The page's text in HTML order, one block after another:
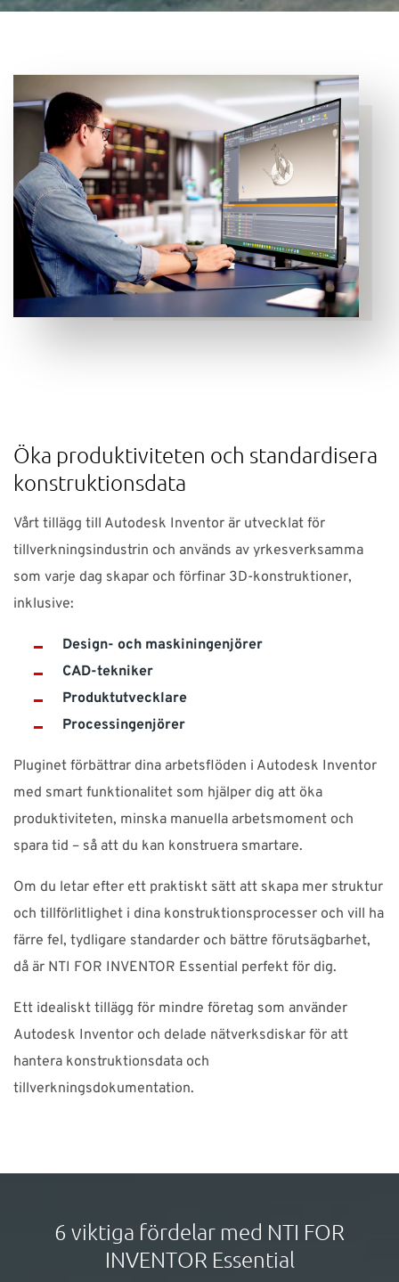
Öka produktiviteten och standardisera
konstruktionsdata
Vårt tillägg till Autodesk Inventor är utvecklat för
tillverkningsindustrin och används av yrkesverksamma
som varje dag skapar och förfinar 3D-konstruktioner,
inklusive:
Design- och maskiningenjörer
CAD-tekniker
Produktutvecklare
Processingenjörer
Pluginet förbättrar dina arbetsflöden i Autodesk Inventor
med smart funktionalitet som hjälper dig att öka
produktiviteten, minska manuella arbetsmoment och
spara tid – så att du kan konstruera smartare.
Om du letar efter ett praktiskt sätt att skapa mer struktur
och tillförlitlighet i dina konstruktionsprocesser och vill ha
färre fel, tydligare standarder och bättre förutsägbarhet,
då är NTI FOR INVENTOR Essential perfekt för dig.
Ett idealiskt tillägg för mindre företag som använder
Autodesk Inventor och delade nätverksdiskar för att
hantera konstruktionsdata och
tillverkningsdokumentation.
6 viktiga fördelar med NTI FOR
INVENTOR Essential